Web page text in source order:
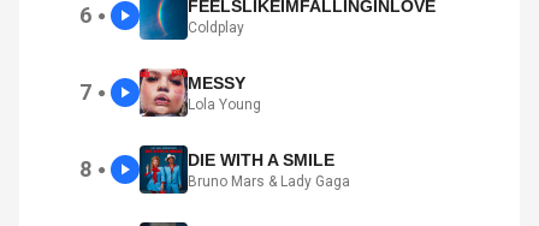
6 ● FEELSLIKEIMFALLINGINLOVE
Coldplay
7 ● MESSY
Lola Young
8 ● DIE WITH A SMILE
Bruno Mars & Lady Gaga